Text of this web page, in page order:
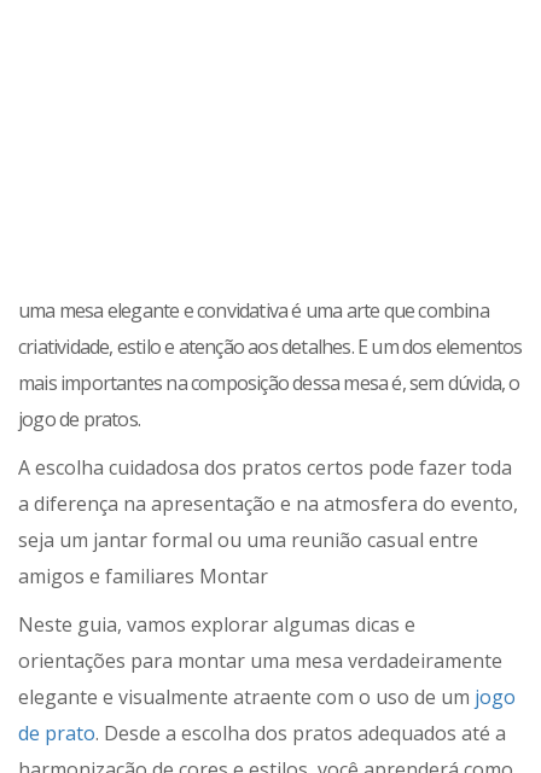
uma mesa elegante e convidativa é uma arte que combina
criatividade, estilo e atenção aos detalhes. E um dos elementos
mais importantes na composição dessa mesa é, sem dúvida, o
jogo de pratos.
A escolha cuidadosa dos pratos certos pode fazer toda
a diferença na apresentação e na atmosfera do evento,
seja um jantar formal ou uma reunião casual entre
amigos e familiares Montar
Neste guia, vamos explorar algumas dicas e
orientações para montar uma mesa verdadeiramente
elegante e visualmente atraente com o uso de um jogo
de prato. Desde a escolha dos pratos adequados até a